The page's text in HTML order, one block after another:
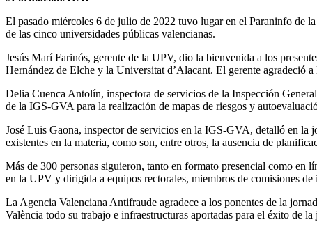
El pasado miércoles 6 de julio de 2022 tuvo lugar en el Paraninfo de
de las cinco universidades públicas valencianas.
Jesús Marí Farinós, gerente de la UPV, dio la bienvenida a los
Hernández de Elche y la Universitat d’Alacant. El gerente agradeció
Delia Cuenca Antolín, inspectora de servicios de la Inspección
de la IGS-GVA para la realización de mapas de riesgos y
José Luis Gaona, inspector de servicios en la IGS-GVA, detalló en la
existentes en la materia, como son, entre otros, la ausencia de
Más de 300 personas siguieron, tanto en formato presencial como en
en la UPV y dirigida a equipos rectorales, miembros de comisiones
La Agencia Valenciana Antifraude agradece a los ponentes de la
València todo su trabajo e infraestructuras aportadas para el éxito de la